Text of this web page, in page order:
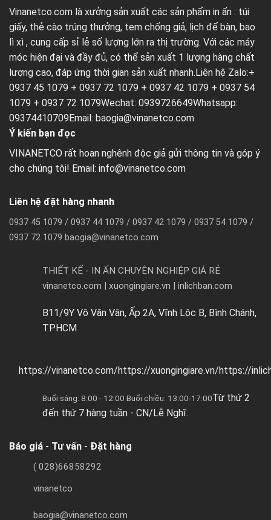
Vinanetco.com là xưởng sản xuất các sản phẩm in ấn : túi
giấy, thẻ cào trúng thưởng, tem chống giả, lịch để bàn, bao
lì xì , cung cấp sỉ lẻ số lượng lớn ra thị trường. Với các máy
móc hiện đại và đầy đủ, có thể sản xuất 1 lượng hàng chất
lượng cao, đáp ứng thời gian sản xuất nhanh.Liên hệ Zalo:+
0937 45 1079 + 0937 72 1079 + 0937 42 1079 + 0937 54
1079 + 0937 72 1079Wechat: 0939726649Whatsapp:
09374410709Email: baogia@vinanetco.com
Ý kiến bạn đọc
VINANETCO rất hoan nghênh độc giả gửi thông tin và góp ý
cho chúng tôi! Email: info@vinanetco.com
Liên hệ đặt hàng nhanh
0937 45 1079 / 0937 44 1079 / 0937 42 1079 / 0937 54 1079 /
0937 72 1079 baogia@vinanetco.com
THIẾT KẾ - IN ẤN CHUYÊN NGHIỆP GIÁ RẺ
vinanetco.com | xuongingiare.vn | inlichban.com
B11/9Y Võ Văn Vân, Ấp 2A, Vĩnh Lộc B, Bình Chánh,
TPHCM
https://vinanetco.com/https://xuongingiare.vn/https://
Buổi sáng: 8:00 - 12:00 Buổi chiều: 13:00-17:00Từ thứ 2
đến thứ 7 hàng tuần - CN/Lễ Nghĩ.
Báo giá - Tư vấn - Đặt hàng
( 028)66858292
vinanetco
baogia@vinanetco.com